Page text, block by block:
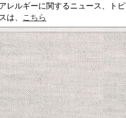
レルギーに関するニュース、トピ
は、
こちら